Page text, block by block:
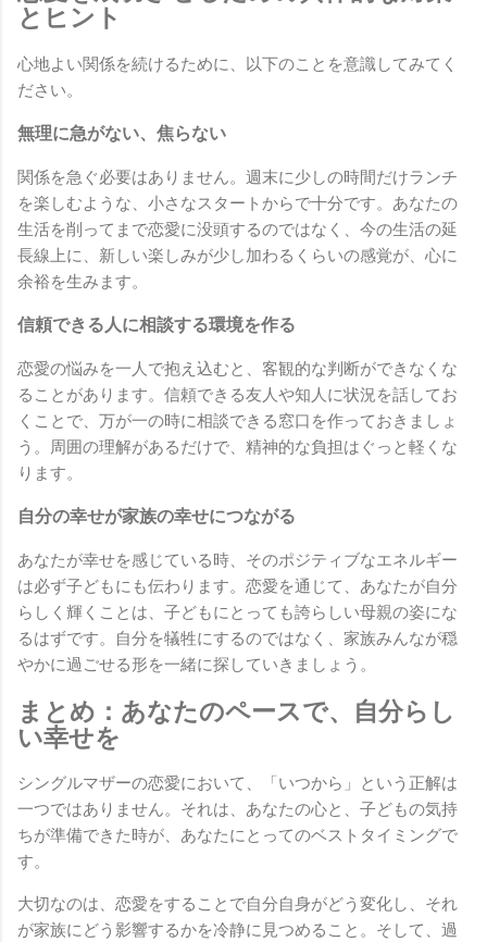
とヒント
心地よい関係を続けるために、以下のことを意識してみてく
ださい。
無理に急がない、焦らない
関係を急ぐ必要はありません。週末に少しの時間だけランチ
を楽しむような、小さなスタートからで十分です。あなたの
生活を削ってまで恋愛に没頭するのではなく、今の生活の延
長線上に、新しい楽しみが少し加わるくらいの感覚が、心に
余裕を生みます。
信頼できる人に相談する環境を作る
恋愛の悩みを一人で抱え込むと、客観的な判断ができなくな
ることがあります。信頼できる友人や知人に状況を話してお
くことで、万が一の時に相談できる窓口を作っておきましょ
う。周囲の理解があるだけで、精神的な負担はぐっと軽くな
ります。
自分の幸せが家族の幸せにつながる
あなたが幸せを感じている時、そのポジティブなエネルギー
は必ず子どもにも伝わります。恋愛を通じて、あなたが自分
らしく輝くことは、子どもにとっても誇らしい母親の姿にな
るはずです。自分を犠牲にするのではなく、家族みんなが穏
やかに過ごせる形を一緒に探していきましょう。
まとめ：あなたのペースで、自分らし
い幸せを
シングルマザーの恋愛において、「いつから」という正解は
一つではありません。それは、あなたの心と、子どもの気持
ちが準備できた時が、あなたにとってのベストタイミングで
す。
大切なのは、恋愛をすることで自分自身がどう変化し、それ
が家族にどう影響するかを冷静に見つめること。そして、過